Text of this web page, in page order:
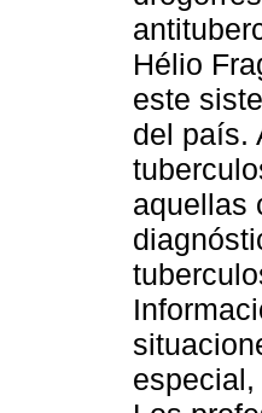
Hélio
este
del país.
aquellas